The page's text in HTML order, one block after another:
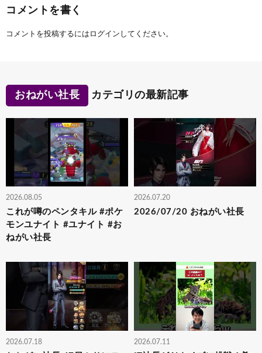
コメントを書く
コメントを投稿するには ログイン してください。
おねがい社長 カテゴリの最新記事
2026.08.05
これが噂のペンタキル #ポケ
モンユナイト #ユナイト #お
ねがい社長
2026.07.20
2026/07/20 おねがい社長
2026.07.18 2026.07.11